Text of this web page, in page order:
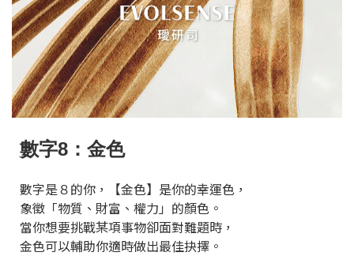
數字8：金色
數字是８的你，【金色】是你的幸運色，
象徵「物質、財富、權力」的顏色。
當你想要挑戰某項事物卻面對難題時，
金色可以輔助你適時做出最佳抉擇。